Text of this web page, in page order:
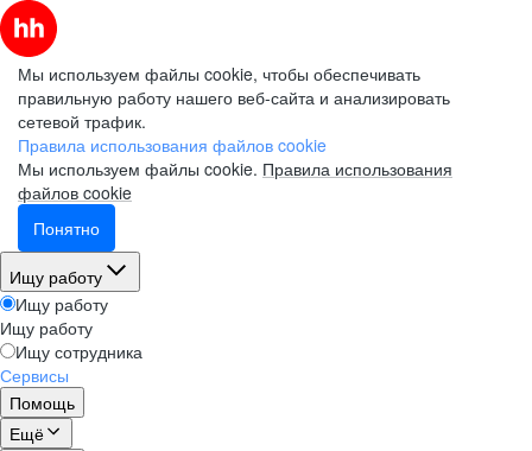
Мы используем файлы cookie, чтобы обеспечивать
правильную работу нашего веб-сайта и анализировать
сетевой трафик.
Правила использования файлов cookie
Мы используем файлы cookie. Правила использования
файлов cookie
Понятно
Ищу работу
Ищу работу
Ищу работу
Ищу сотрудника
Сервисы
Помощь
Ещё